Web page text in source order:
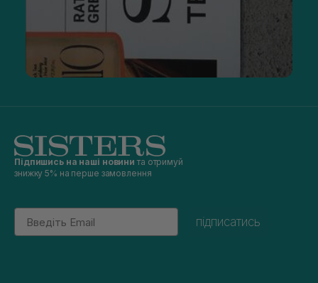
Підпишись на наші новини та отримуй
знижку 5% на перше замовлення
Email
підписатись